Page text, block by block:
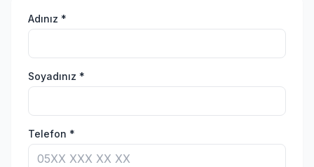
Adınız *
Soyadınız *
Telefon *